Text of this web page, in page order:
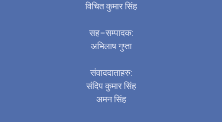
विचित कुमार सिंह
सह–सम्पादक:
अभिलाष गुप्ता
संवाददाताहरु:
संदिप कुमार सिंह
अमन सिंह